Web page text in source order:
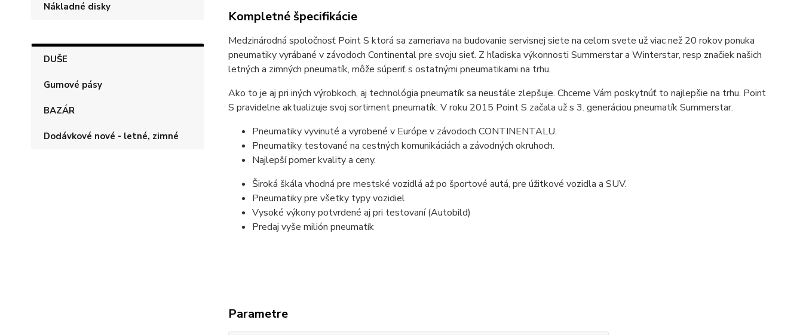
Nákladné disky
DUŠE
Gumové pásy
BAZÁR
Dodávkové nové - letné, zimné
Kompletné špecifikácie
Medzinárodná spoločnosť Point S ktorá sa zameriava na budovanie servisnej siete na celom svete už viac než 20 rokov ponuka
pneumatiky vyrábané v závodoch Continental pre svoju sieť. Z hľadiska výkonnosti Summerstar a Winterstar, resp značiek našich
letných a zimných pneumatík, môže súperiť s ostatnými pneumatikami na trhu.
Ako to je aj pri iných výrobkoch, aj technológia pneumatík sa neustále zlepšuje. Chceme Vám poskytnúť to najlepšie na trhu. Point
S pravidelne aktualizuje svoj sortiment pneumatík. V roku 2015 Point S začala už s 3. generáciou pneumatík Summerstar.
Pneumatiky vyvinuté a vyrobené v Európe v závodoch CONTINENTALU.
Pneumatiky testované na cestných komunikáciách a závodných okruhoch.
Najlepší pomer kvality a ceny.
Široká škála vhodná pre mestské vozidlá až po športové autá, pre úžitkové vozidla a SUV.
Pneumatiky pre všetky typy vozidiel
Vysoké výkony potvrdené aj pri testovaní (Autobild)
Predaj vyše milión pneumatík
Parametre